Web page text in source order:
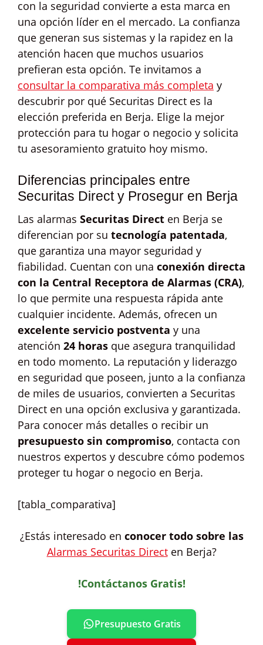
con la seguridad convierte a esta marca en
una opción líder en el mercado. La confianza
que generan sus sistemas y la rapidez en la
atención hacen que muchos usuarios
prefieran esta opción. Te invitamos a
consultar la comparativa más completa y
descubrir por qué Securitas Direct es la
elección preferida en Berja. Elige la mejor
protección para tu hogar o negocio y solicita
tu asesoramiento gratuito hoy mismo.
Diferencias principales entre
Securitas Direct y Prosegur en Berja
Las alarmas Securitas Direct en Berja se
diferencian por su tecnología patentada,
que garantiza una mayor seguridad y
fiabilidad. Cuentan con una conexión directa
con la Central Receptora de Alarmas (CRA),
lo que permite una respuesta rápida ante
cualquier incidente. Además, ofrecen un
excelente servicio postventa y una
atención 24 horas que asegura tranquilidad
en todo momento. La reputación y liderazgo
en seguridad que poseen, junto a la confianza
de miles de usuarios, convierten a Securitas
Direct en una opción exclusiva y garantizada.
Para conocer más detalles o recibir un
presupuesto sin compromiso, contacta con
nuestros expertos y descubre cómo podemos
proteger tu hogar o negocio en Berja.
[tabla_comparativa]
¿Estás interesado en conocer todo sobre las
Alarmas Securitas Directen Berja?
!Contáctanos Gratis!
Presupuesto Gratis